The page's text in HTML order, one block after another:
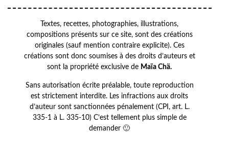
Textes, recettes, photographies, illustrations,
compositions présents sur ce site, sont des créations
originales (sauf mention contraire explicite). Ces
créations sont donc soumises à des droits d’auteurs et
sont la propriété exclusive de Maïa Chä.
Sans autorisation écrite préalable, toute reproduction
est strictement interdite. Les infractions aux droits
d’auteur sont sanctionnées pénalement (CPI, art. L.
335-1 à L. 335-10) C’est tellement plus simple de
demander 🙂